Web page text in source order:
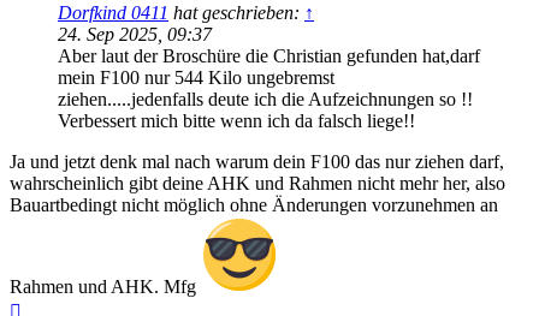
Dorfkind 0411 hat geschrieben: ↑
24. Sep 2025, 09:37
Aber laut der Broschüre die Christian gefunden hat,darf
mein F100 nur 544 Kilo ungebremst
ziehen.....jedenfalls deute ich die Aufzeichnungen so !!
Verbessert mich bitte wenn ich da falsch liege!!
Ja und jetzt denk mal nach warum dein F100 das nur ziehen darf,
wahrscheinlich gibt deine AHK und Rahmen nicht mehr her, also
Bauartbedingt nicht möglich ohne Änderungen vorzunehmen an
Rahmen und AHK. Mfg